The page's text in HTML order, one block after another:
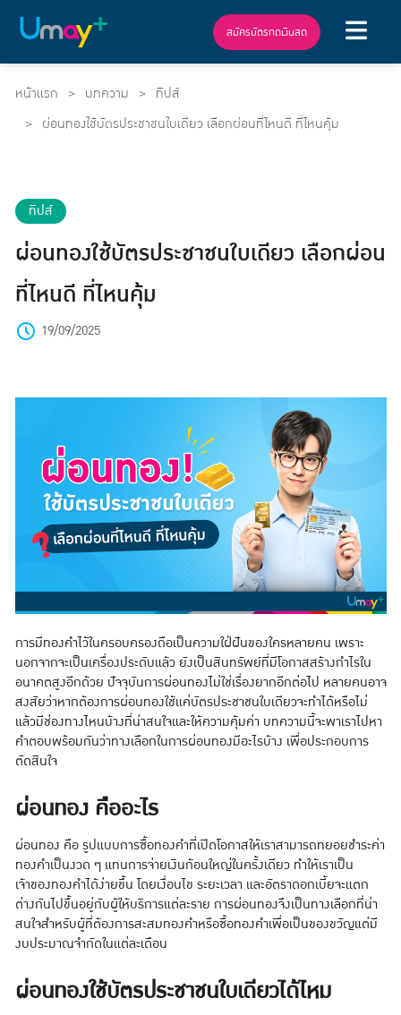
สมัครบัตรกดเงินสด
หน้าแรก บทความ
ทิปส์
ผ่อนทองใช้บัตรประชาชนใบเดียว เลือกผ่อนที่ไหนดี ที่ไหนคุ้ม
ทิปส์
ผ่อนทองใช้บัตรประชาชนใบเดียว เลือกผ่อน
ที่ไหนดี ที่ไหนคุ้ม
19/09/2025
การมีทองคำไว้ในครอบครองถือเป็นความใฝ่ฝันของใครหลายคน เพราะ
นอกจากจะเป็นเครื่องประดับแล้ว ยังเป็นสินทรัพย์ที่มีโอกาสสร้างกำไรใน
อนาคตสูงอีกด้วย ปัจจุบันการผ่อนทองไม่ใช่เรื่องยากอีกต่อไป หลายคนอาจ
สงสัยว่าหากต้องการผ่อนทองใช้แค่บัตรประชาชนใบเดียวจะทำได้หรือไม่
แล้วมีช่องทางไหนบ้างที่น่าสนใจและให้ความคุ้มค่า บทความนี้จะพาเราไปหา
คำตอบพร้อมกันว่าทางเลือกในการผ่อนทองมีอะไรบ้าง เพื่อประกอบการ
ตัดสินใจ
ผ่อนทอง คืออะไร
ผ่อนทอง คือ รูปแบบการซื้อทองคำที่เปิดโอกาสให้เราสามารถทยอยชำระค่า
ทองคำเป็นงวด ๆ แทนการจ่ายเงินก้อนใหญ่ในครั้งเดียว ทำให้เราเป็น
เจ้าของทองคำได้ง่ายขึ้น โดยเงื่อนไข ระยะเวลา และอัตราดอกเบี้ยจะแตก
ต่างกันไปขึ้นอยู่กับผู้ให้บริการแต่ละราย การผ่อนทองจึงเป็นทางเลือกที่น่า
สนใจสำหรับผู้ที่ต้องการสะสมทองคำหรือซื้อทองคำเพื่อเป็นของขวัญแต่มี
งบประมาณจำกัดในแต่ละเดือน
ผ่อนทองใช้บัตรประชาชนใบเดียวได้ไหม